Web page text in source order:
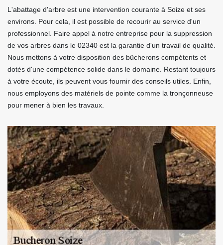
L'abattage d'arbre est une intervention courante à Soize et ses
environs. Pour cela, il est possible de recourir au service d'un
professionnel. Faire appel à notre entreprise pour la suppression
de vos arbres dans le 02340 est la garantie d'un travail de qualité.
Nous mettons à votre disposition des bûcherons compétents et
dotés d'une compétence solide dans le domaine. Restant toujours
à votre écoute, ils peuvent vous fournir des conseils utiles. Enfin,
nous employons des matériels de pointe comme la tronçonneuse
pour mener à bien les travaux.